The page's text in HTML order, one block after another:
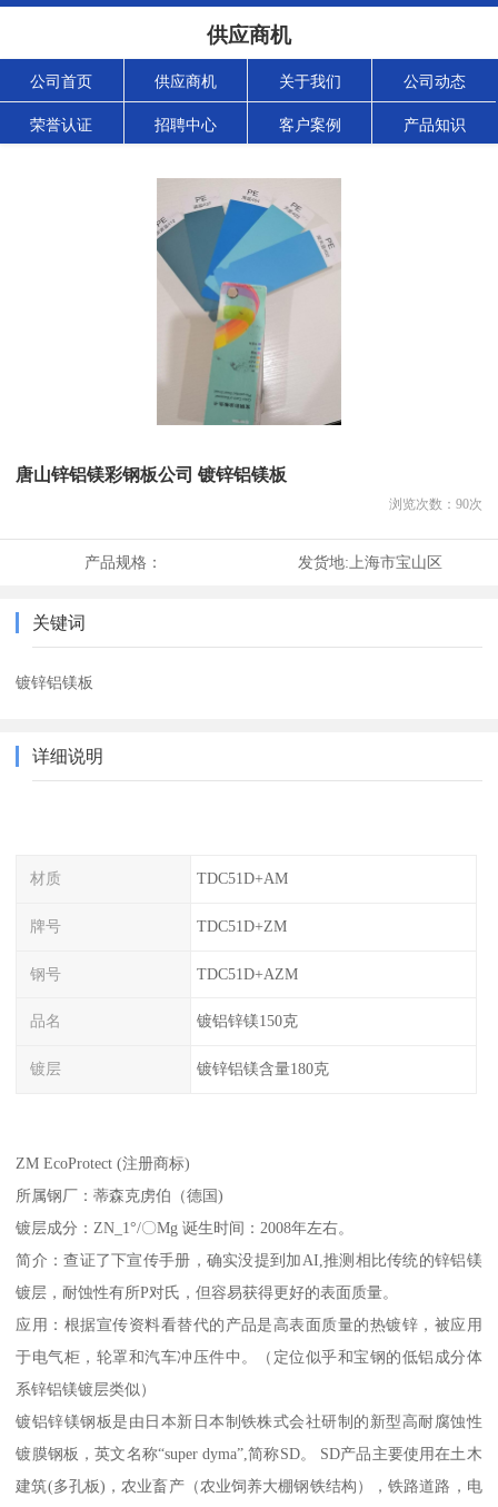
供应商机
公司首页 供应商机 关于我们 公司动态
荣誉认证 招聘中心 客户案例 产品知识
唐山锌铝镁彩钢板公司 镀锌铝镁板
浏览次数： 90次
产品规格： 发货地: 上海市宝山区
关键词
镀锌铝镁板
详细说明
材质 TDC51D+AM
牌号 TDC51D+ZM
钢号 TDC51D+AZM
品名 镀铝锌镁150克
镀层 镀锌铝镁含量180克
ZM EcoProtect (注册商标)
所属钢厂：蒂森克虏伯（德国)
镀层成分：ZN_1°/〇Mg 诞生时间：2008年左右。
简介：查证了下宣传手册，确实没提到加AI,推测相比传统的锌铝镁
镀层，耐蚀性有所P对氏，但容易获得更好的表面质量。
应用：根据宣传资料看替代的产品是高表面质量的热镀锌，被应用
于电气柜，轮罩和汽车冲压件中。（定位似乎和宝钢的低铝成分体
系锌铝镁镀层类似）
镀铝锌镁钢板是由日本新日本制铁株式会社研制的新型高耐腐蚀性
镀膜钢板，英文名称“super dyma”,简称SD。 SD产品主要使用在土木
建筑(多孔板)，农业畜产（农业饲养大棚钢铁结构），铁路道路，电